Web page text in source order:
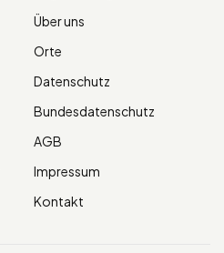
Über uns
Orte
Datenschutz
Bundesdatenschutz
AGB
Impressum
Kontakt